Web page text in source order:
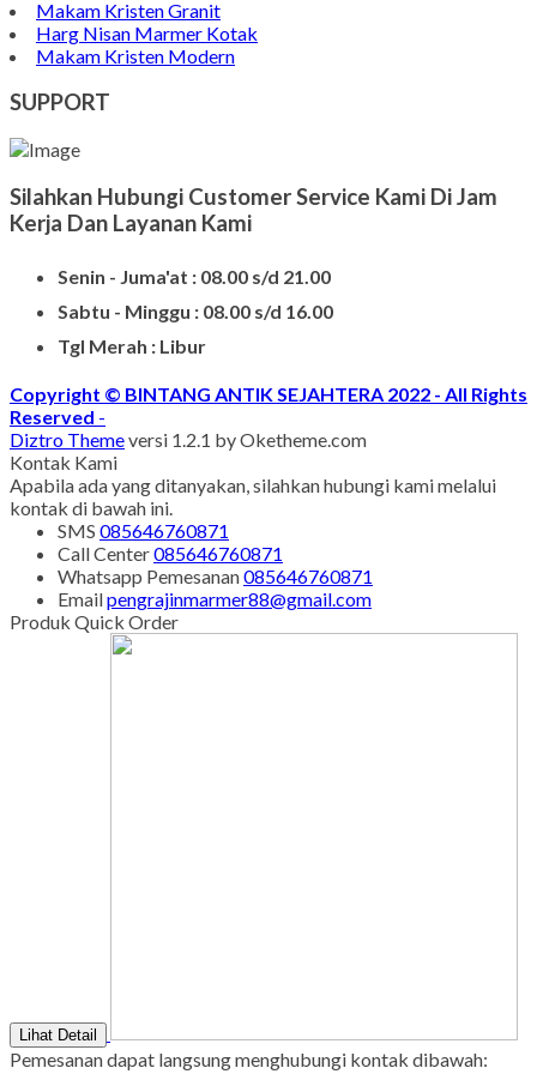
Makam Kristen Granit
Harg Nisan Marmer Kotak
Makam Kristen Modern
SUPPORT
Silahkan Hubungi Customer Service Kami Di Jam
Kerja Dan Layanan Kami
Senin - Juma'at : 08.00 s/d 21.00
Sabtu - Minggu : 08.00 s/d 16.00
Tgl Merah : Libur
Copyright © BINTANG ANTIK SEJAHTERA 2022 - All Rights
Reserved -
Diztro Themeversi 1.2.1 by Oketheme.com
Kontak Kami
Apabila ada yang ditanyakan, silahkan hubungi kami melalui
kontak di bawah ini.
SMS 085646760871
Call Center085646760871
Whatsapp Pemesanan085646760871
Emailpengrajinmarmer88@gmail.com
Produk Quick Order
Lihat Detail
Pemesanan dapat langsung menghubungi kontak dibawah: